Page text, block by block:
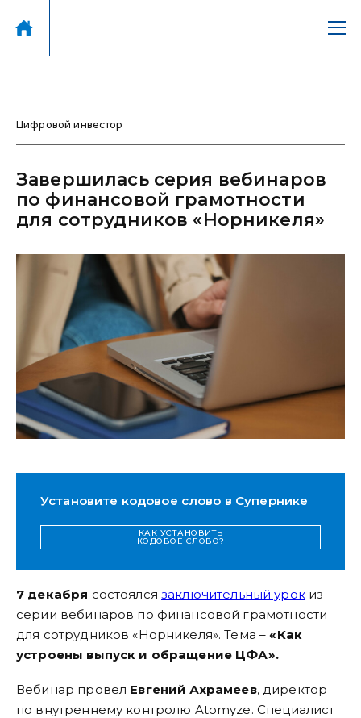
Цифровой инвестор
Завершилась серия вебинаров
по финансовой грамотности
для сотрудников «Норникеля»
Установите кодовое слово в Супернике
КАК УСТАНОВИТЬ
КОДОВОЕ СЛОВО?
7 декабря состоялсязаключительный урокиз
серии вебинаров по финансовой грамотности
для сотрудников «Норникеля». Тема –«Как
устроены выпуск и обращение ЦФА».
Вебинар провел Евгений Ахрамеев, директор
по внутреннему контролю Atomyze. Специалист